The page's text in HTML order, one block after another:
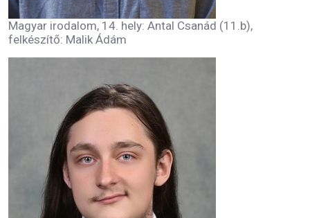
Magyar irodalom, 14. hely: Antal Csanád (11.b),
felkészítő: Malik Ádám